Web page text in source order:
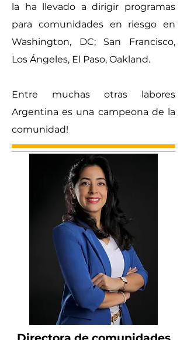
la ha llevado a dirigir programas
para comunidades en riesgo en
Washington, DC; San Francisco,
Los Ángeles, El Paso, Oakland.
Entre muchas otras labores
Argentina es una campeona de la
comunidad!